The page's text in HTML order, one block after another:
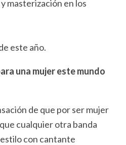
masterización en los
este año.
una mujer este mundo
de que por ser mujer
cualquier otra banda
con cantante